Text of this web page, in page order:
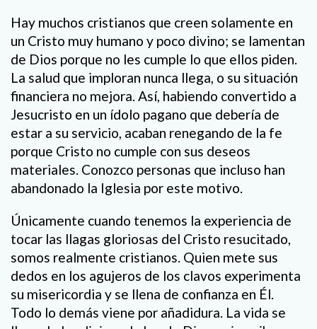
Hay muchos cristianos que creen solamente en
un Cristo muy humano y poco divino; se lamentan
de Dios porque no les cumple lo que ellos piden.
La salud que imploran nunca llega, o su situación
financiera no mejora. Así, habiendo convertido a
Jesucristo en un ídolo pagano que debería de
estar a su servicio, acaban renegando de la fe
porque Cristo no cumple con sus deseos
materiales. Conozco personas que incluso han
abandonado la Iglesia por este motivo.
Únicamente cuando tenemos la experiencia de
tocar las llagas gloriosas del Cristo resucitado,
somos realmente cristianos. Quien mete sus
dedos en los agujeros de los clavos experimenta
su misericordia y se llena de confianza en Él.
Todo lo demás viene por añadidura. La vida se